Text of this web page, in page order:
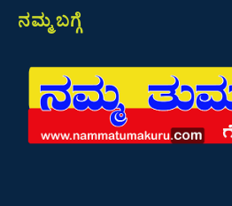
ನಮ್ಮ ಬಗ್ಗೆ